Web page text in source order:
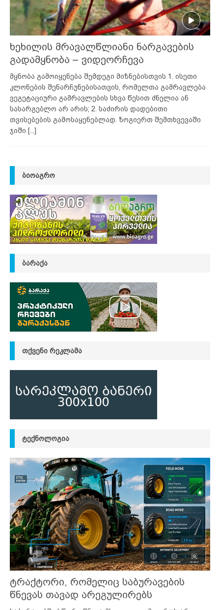
ხეხილის მრავალწლიანი ნარგავების
გადამყნობა – ვიდეორჩევა
მყნობა გამოიყენება შემდეგი მიზნებისთვის 1. ისეთი
კლონების შენარჩუნებისათვის, რომელთა გამრავლება
ვეგეტაციური გამრავლების სხვა წესით ძნელია ან
სასარგებლო არ არის; 2. საძირის დადებითი
თვისებების გამოსაყენებლად. ზოგიერთ შემთხვევაში
ჯიში [...]
ᲑᲘᲝᲐᲒᲠᲝ
ᲑᲐᲠᲐᲥᲐ
ᲗᲥᲕᲔᲜᲘ ᲠᲔᲙᲚᲐᲛᲐ
ᲢᲔᲥᲜᲝᲚᲝᲒᲘᲐ
ტრაქტორი, რომელიც საბურავების
წნევას თავად არეგულირებს